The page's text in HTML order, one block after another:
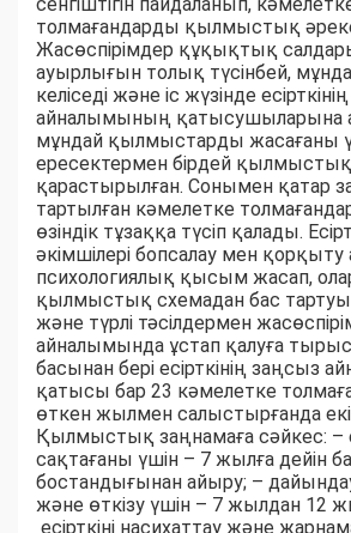
толмағандарды қылмыстық
Жасөспірімдер құқықтық
ауырлығын толық түсінбей,
келіседі және іс жүзінде
айналымының қатысушыларына
мұндай қылмыстарды жасағаны
ересектермен бірдей қылмыстық
қарастырылған. Сонымен қатар
тартылған кәмелетке
өзіндік тұзаққа түсіп қалады.
әкімшілері бопсалау мен
психологиялық қысым жасап,
қылмыстық схемадан бас
және түрлі тәсілдермен
айналымында ұстап қалуға
басынан бері есірткінің заңсыз
қатысы бар 23 кәмелетке
өткен жылмен салыстырғанда
Қылмыстық заңнамаға сәйкес: –
сақтағаны үшін – 7 жылға дейін
бостандығынан айыру; –
және өткізу үшін – 7 жылдан 12
есірткіні насихаттау және